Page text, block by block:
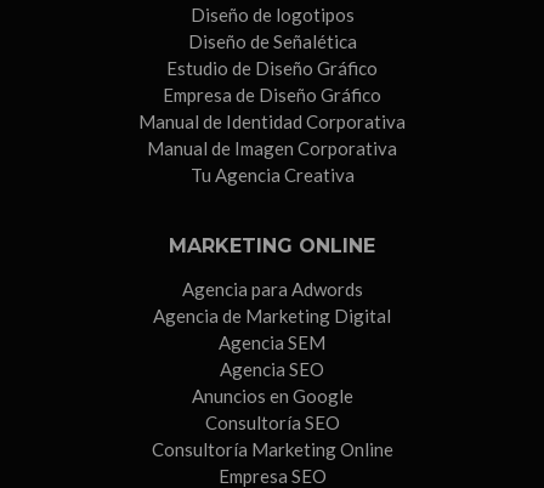
Diseño de logotipos
Diseño de Señalética
Estudio de Diseño Gráfico
Empresa de Diseño Gráfico
Manual de Identidad Corporativa
Manual de Imagen Corporativa
Tu Agencia Creativa
MARKETING ONLINE
Agencia para Adwords
Agencia de Marketing Digital
Agencia SEM
Agencia SEO
Anuncios en Google
Consultoría SEO
Consultoría Marketing Online
Empresa SEO